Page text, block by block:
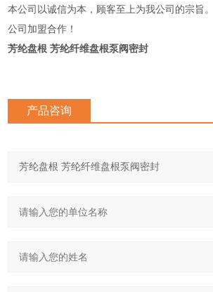
本公司以诚信为本，顾客至上为我公司的宗旨
公司加盟合作！
芳纶盘根 芳纶纤维盘根泵阀密封
产品咨询